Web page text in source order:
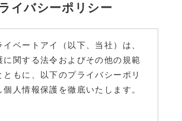
イバシーポリシー
ベートアイ（以下、当社）は、
に関する法令およびその他の規範
ともに、以下のプライバシーポリ
個人情報保護を徹底いたします。